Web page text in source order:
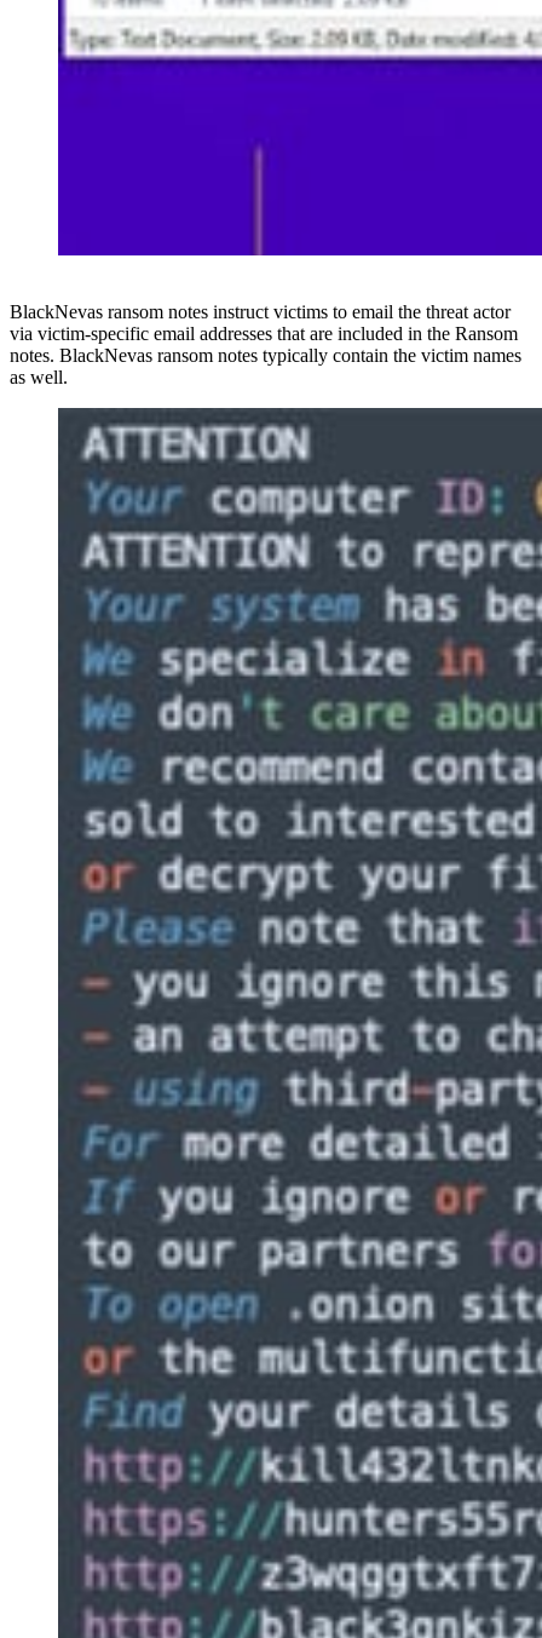
BlackNevas ransom notes instruct victims to email the threat actor
via victim-specific email addresses that are included in the Ransom
notes. BlackNevas ransom notes typically contain the victim names
as well.